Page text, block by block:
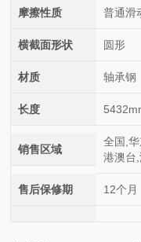
摩擦性质 普通滑
横截面形状 圆形
材质 轴承钢
长度
销售区域
全国,
港澳台
售后保修期 12个月